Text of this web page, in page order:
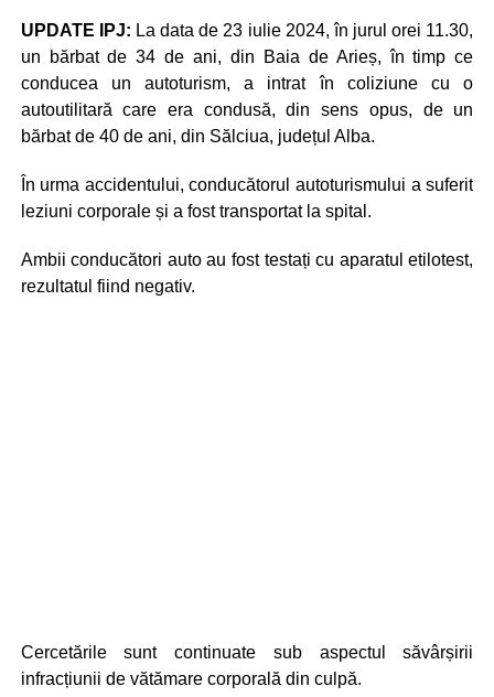
UPDATE IPJ: La data de 23 iulie 2024, în jurul orei 11.30,
un bărbat de 34 de ani, din Baia de Arieș, în timp ce
conducea un autoturism, a intrat în coliziune cu o
autoutilitară care era condusă, din sens opus, de un
bărbat de 40 de ani, din Sălciua, județul Alba.
În urma accidentului, conducătorul autoturismului a suferit
leziuni corporale și a fost transportat la spital.
Ambii conducători auto au fost testați cu aparatul etilotest,
rezultatul fiind negativ.
Cercetările sunt continuate sub aspectul săvârșirii
infracțiunii de vătămare corporală din culpă.